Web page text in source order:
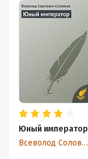
Юный император
Всеволод Соловьев